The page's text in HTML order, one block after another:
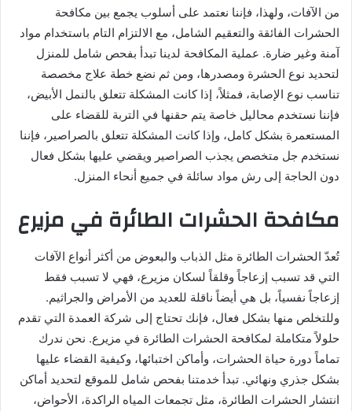
من الآفات، ولهذا، فإننا نعتمد على أسلوب يجمع بين مكافحة
الحشرات الفائقة والتعقيم الشامل، مع الالتزام التام باستخدام مواد
آمنة وغير ضارة. عملية المكافحة لدينا تبدأ بفحص شامل للمنزل
لتحديد نوع الحشرة ومصدرها، ومن ثم نضع خطة علاج مخصصة
تناسب نوع الإصابة، فمثلاً، إذا كانت المشكلة تتعلق بالنمل الأبيض،
فإننا نستخدم محاليل خاصة يتم حقنها في التربة للقضاء على
المستعمرة بشكل كامل، وإذا كانت المشكلة تتعلق بالصراصير، فإننا
نستخدم جل متخصص يجذب الصراصير ويقضي عليها بشكل فعال
دون الحاجة إلى رش مواد سائلة في جميع أنحاء المنزل.
مكافحة الحشرات الطائرة في مزيرع
تُعدّ الحشرات الطائرة مثل الذباب والبعوض من أكثر أنواع الآفات
التي قد تسبب إزعاجاً وقلقاً لسكان مزيرع، فهي لا تسبب فقط
إزعاجاً نفسياً، بل هي أيضاً ناقلة للعديد من الأمراض والجراثيم.
وللتخلص منها بشكل فعال، فإنك تحتاج إلى شركة العمدة التي تقدم
حلولاً متكاملة لمكافحة الحشرات الطائرة في مزيرع. نحن ندرك
تماماً دورة حياة الحشرات، وأماكن اختبائها، وكيفية القضاء عليها
بشكل جذري ونهائي. تبدأ خدمتنا بفحص شامل للموقع لتحديد أماكن
انتشار الحشرات الطائرة، مثل تجمعات المياه الراكدة، الأحواض،